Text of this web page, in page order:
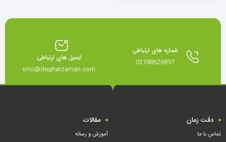
شماره های ارتباطی
02188626897
ایمیل های ارتباطی
info@deghatzaman.com
دقت زمان
تماس با ما
مقالات
آموزش و رسانه